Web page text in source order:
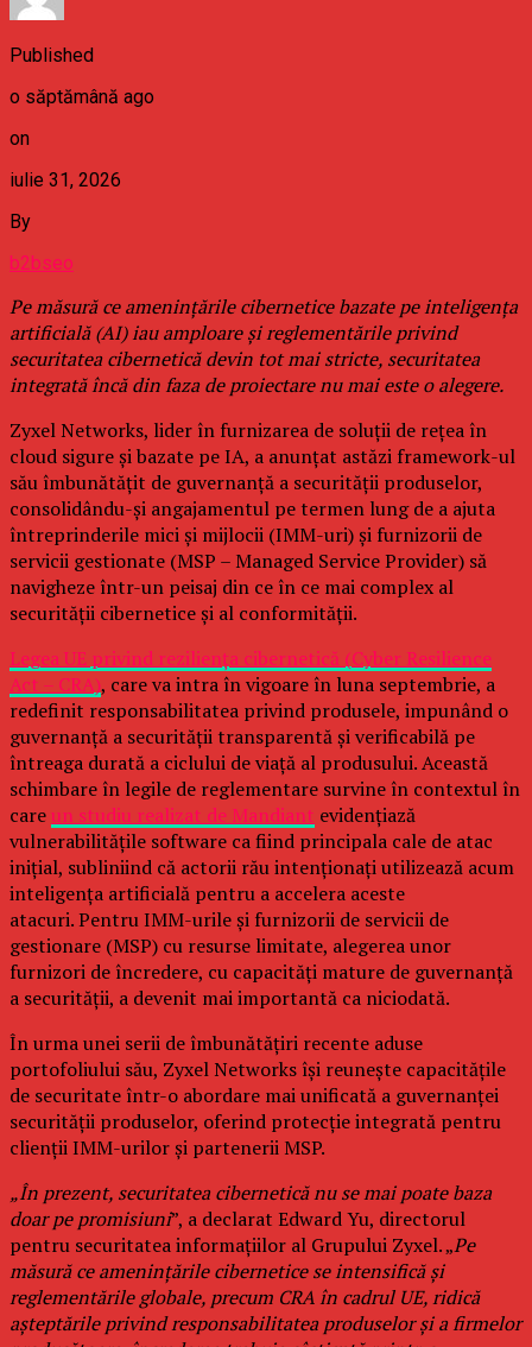
Published
o săptămână ago
on
iulie 31, 2026
By
b2bseo
Pe măsură ce amenințările cibernetice bazate pe inteligența
artificială (AI) iau amploare și reglementările privind
securitatea cibernetică devin tot mai stricte, securitatea
integrată încă din faza de proiectare nu mai este o alegere.
Zyxel Networks, lider în furnizarea de soluții de rețea în
cloud sigure și bazate pe IA, a anunțat astăzi framework-ul
său îmbunătățit de guvernanță a securității produselor,
consolidându-și angajamentul pe termen lung de a ajuta
întreprinderile mici și mijlocii (IMM-uri) și furnizorii de
servicii gestionate (MSP – Managed Service Provider) să
navigheze într-un peisaj din ce în ce mai complex al
securității cibernetice și al conformității.
Legea UE privind reziliența cibernetică (Cyber Resilience
Act – CRA), care va intra în vigoare în luna septembrie, a
redefinit responsabilitatea privind produsele, impunând o
guvernanță a securității transparentă și verificabilă pe
întreaga durată a ciclului de viață al produsului. Această
schimbare în legile de reglementare survine în contextul în
careun studiu realizat de Mandiant evidențiază
vulnerabilitățile software ca fiind principala cale de atac
inițial, subliniind că actorii rău intenționați utilizează acum
inteligența artificială pentru a accelera aceste
atacuri. Pentru IMM-urile și furnizorii de servicii de
gestionare (MSP) cu resurse limitate, alegerea unor
furnizori de încredere, cu capacități mature de guvernanță
a securității, a devenit mai importantă ca niciodată.
În urma unei serii de îmbunătățiri recente aduse
portofoliului său, Zyxel Networks își reunește capacitățile
de securitate într-o abordare mai unificată a guvernanței
securității produselor, oferind protecție integrată pentru
clienții IMM-urilor și partenerii MSP.
„În prezent, securitatea cibernetică nu se mai poate baza
doar pe promisiuni”, a declarat Edward Yu, directorul
pentru securitatea informațiilor al Grupului Zyxel. „Pe
măsură ce amenințările cibernetice se intensifică și
reglementările globale, precum CRA în cadrul UE, ridică
așteptările privind responsabilitatea produselor și a firmelor